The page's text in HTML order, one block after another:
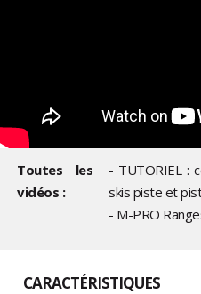
Toutes les
vidéos :
- TUTORIEL :
skis piste et
- M-PRO
CARACTÉRISTIQUES